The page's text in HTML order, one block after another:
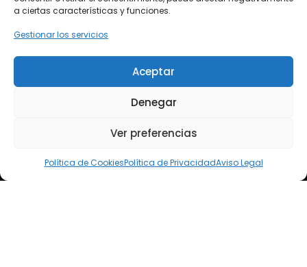
a ciertas características y funciones.
Gestionar los servicios
Aceptar
Denegar
Ver preferencias
Política de CookiesPolítica de PrivacidadAviso Legal